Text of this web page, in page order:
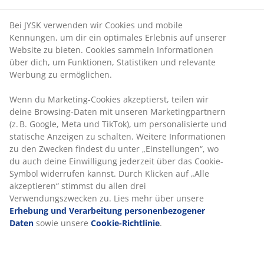
Bei JYSK verwenden wir Cookies und mobile
Kennungen, um dir ein optimales Erlebnis auf unserer
Website zu bieten. Cookies sammeln Informationen
über dich, um Funktionen, Statistiken und relevante
Werbung zu ermöglichen.
Wenn du Marketing-Cookies akzeptierst, teilen wir
deine Browsing-Daten mit unseren Marketingpartnern
(z. B. Google, Meta und TikTok), um personalisierte und
statische Anzeigen zu schalten. Weitere Informationen
zu den Zwecken findest du unter „Einstellungen“, wo
du auch deine Einwilligung jederzeit über das Cookie-
Symbol widerrufen kannst. Durch Klicken auf „Alle
akzeptieren“ stimmst du allen drei
Verwendungszwecken zu. Lies mehr über unsere
Erhebung und Verarbeitung personenbezogener
Daten sowie unsere Cookie-Richtlinie.